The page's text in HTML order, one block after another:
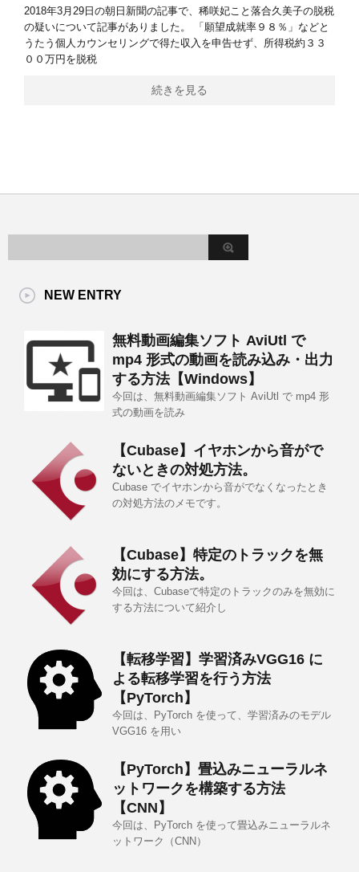
2018年3月29日の朝日新聞の記事で、稀咲妃こと落合久美子の脱税
の疑いについて記事がありました。 「願望成就率９８％」などと
うたう個人カウンセリングで得た収入を申告せず、所得税約３３
００万円を脱税
続きを見る
NEW ENTRY
無料動画編集ソフト AviUtl で
mp4 形式の動画を読み込み・出力
する方法【Windows】
今回は、無料動画編集ソフト AviUtl で mp4 形
式の動画を読み
【Cubase】イヤホンから音がで
ないときの対処方法。
Cubase でイヤホンから音がでなくなったとき
の対処方法のメモです。
【Cubase】特定のトラックを無
効にする方法。
今回は、Cubaseで特定のトラックのみを無効に
する方法について紹介し
【転移学習】学習済みVGG16 に
よる転移学習を行う方法
【PyTorch】
今回は、PyTorch を使って、学習済みのモデル
VGG16 を用い
【PyTorch】畳込みニューラルネ
ットワークを構築する方法
【CNN】
今回は、PyTorch を使って畳込みニューラルネ
ットワーク（CNN）